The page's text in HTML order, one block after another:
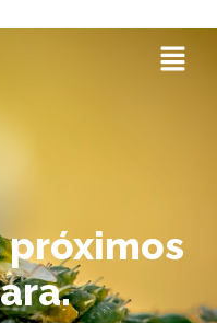
próximos